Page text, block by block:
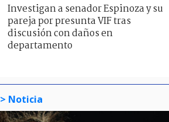
Investigan a senador Espinoza y su
pareja por presunta VIF tras
discusión con daños en
departamento
> Noticia